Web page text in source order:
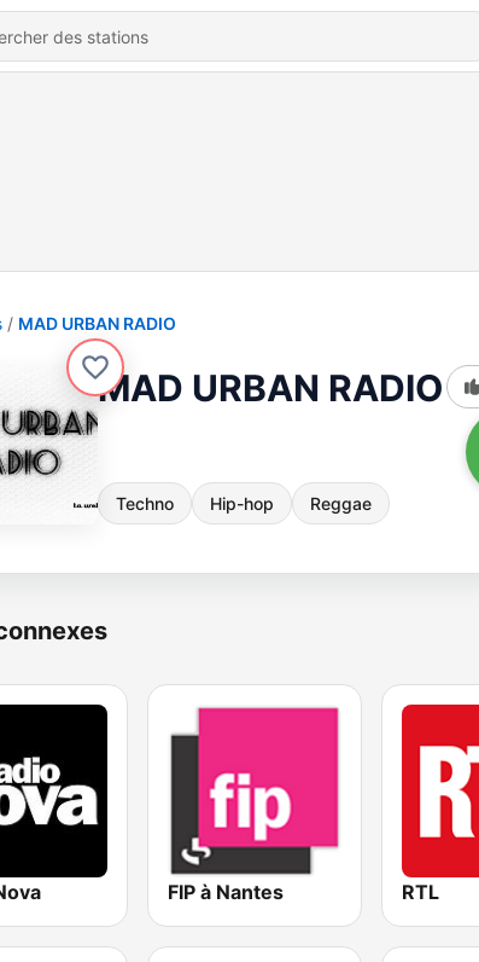
MAD URBAN RADIO
MAD URBAN RADIO
Techno Hip-hop Reggae
FIP à Nantes RTL